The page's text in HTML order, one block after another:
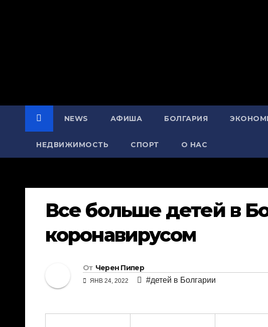
NEWS АФИША БОЛГАРИЯ
НЕДВИЖИМОСТЬ СПОРТ О НАС
Все больше детей в
коронавирусом
От Черен Пипер
ЯНВ 24, 2022 #детей в Болгарии